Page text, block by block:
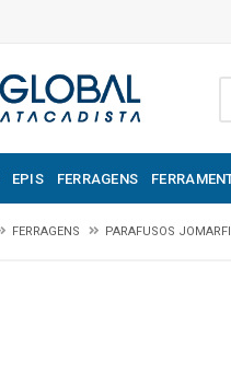
EPIS FERRAGENS
FERRAGENS PARAFUSOS